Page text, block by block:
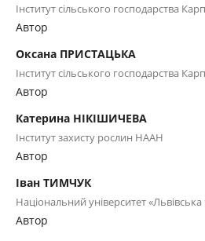
Інститут сільського господарства
Автор
Оксана ПРИСТАЦЬКА
Інститут сільського господарства
Автор
Катерина НІКІШИЧЕВА
Інститут захисту рослин НААН
Автор
Іван ТИМЧУК
Національний університет «Львівська
Автор